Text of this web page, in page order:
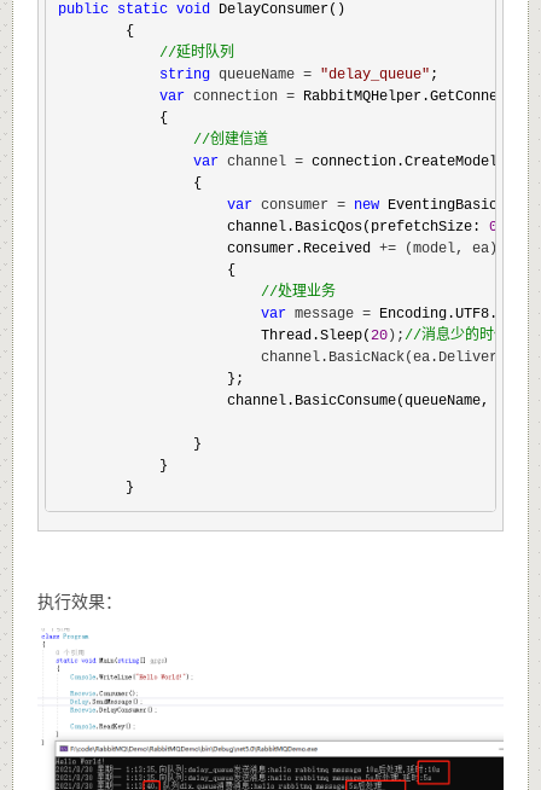
public static void DelayConsumer()
        {
//延时队列
string queueName = "delay_queue" ;
var connection =
            {
//创建信道
var channel = connection.CreateModel();
                {
var consumer = new
                    channel.BasicQos(prefetchSize:
0
,
                    consumer.Received
+= (model, ea) =>
                    {
//处理业务
var message =
                        Thread.Sleep(
20);//消息少的时候可
                    };
channel.BasicConsume(queueName,
                }
            }
        }
执行效果：